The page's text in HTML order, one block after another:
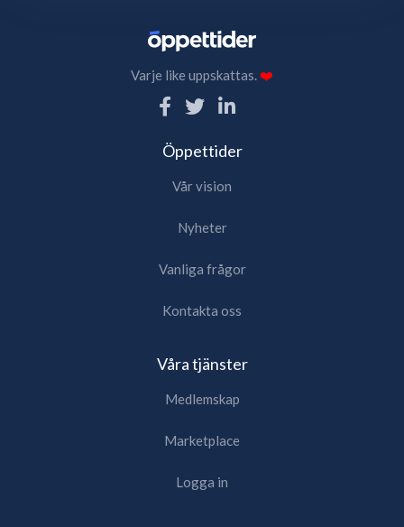
Varje like uppskattas.❤️
Öppettider
Vår vision
Nyheter
Vanliga frågor
Kontakta oss
Våra tjänster
Medlemskap
Marketplace
Logga in